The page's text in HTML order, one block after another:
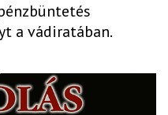
a vádiratában.